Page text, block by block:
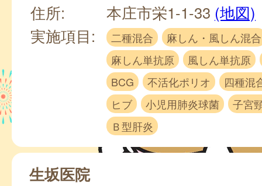
住所:
本庄市栄1-1-33 (地図)
実施項目:
二種混合
麻しん・風しん混合
麻しん単抗原
風しん単抗原
BCG
不活化ポリオ
四種混
ヒブ
小児用肺炎球菌
子宮
Ｂ型肝炎
生坂医院